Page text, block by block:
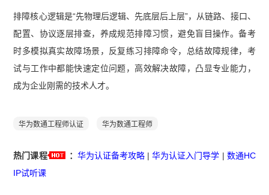
排障核心逻辑是“先物理后逻辑、先底层后上层”，从链路、接口、
配置、协议逐层排查，养成规范排障习惯，避免盲目操作。备考
时多模拟真实故障场景，反复练习排障命令，总结故障规律，考
试与工作中都能快速定位问题，高效解决故障，凸显专业能力，
成为企业刚需的技术人才。
华为数通工程师认证 华为数通工程师
热门课程 ： 华为认证备考攻略 |华为认证入门导学 | 数通HC
IP试听课